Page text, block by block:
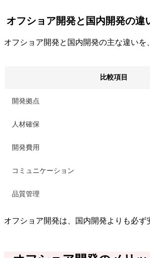
オフショア開発と国内開発の違
オフショア開発と国内開発の主な違いを
比較項目
開発拠点
人材確保
開発費用
コミュニケーション
品質管理
オフショア開発は、国内開発よりも必